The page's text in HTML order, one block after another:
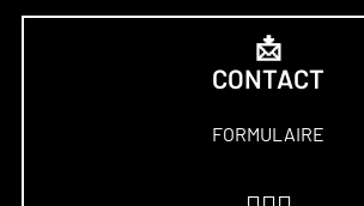
📩
CONTACT
FORMULAIRE